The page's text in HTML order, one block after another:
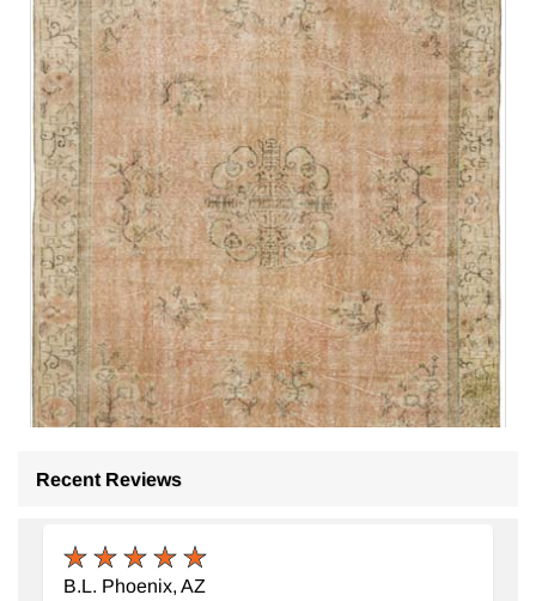
Recent Reviews
B.L. Phoenix, AZ